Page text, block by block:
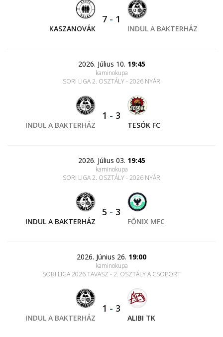
KASZANOVÁK
7 - 1
INDUL A BAKTERHÁZ
2026. Július 10. 19:45
kaminokupa
SORI LIGA 2. OSZTÁLY - 2026 NYÁR
INDUL A BAKTERHÁZ
1 - 3
TESÓK FC
2026. Július 03. 19:45
kaminokupa
SORI LIGA 2. OSZTÁLY - 2026 NYÁR
INDUL A BAKTERHÁZ
5 - 3
FŐNIX MFC
2026. Június 26. 19:00
kaminokupa
SORI LIGA 2026 TAVASZ - 2. OSZTÁLY A CSOPORT
INDUL A BAKTERHÁZ
1 - 3
ALIBI TK